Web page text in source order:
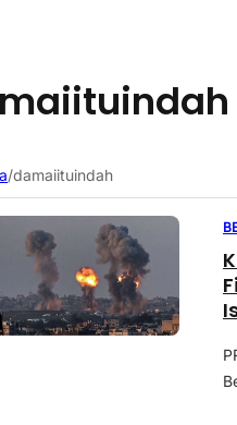
/damaiituindah